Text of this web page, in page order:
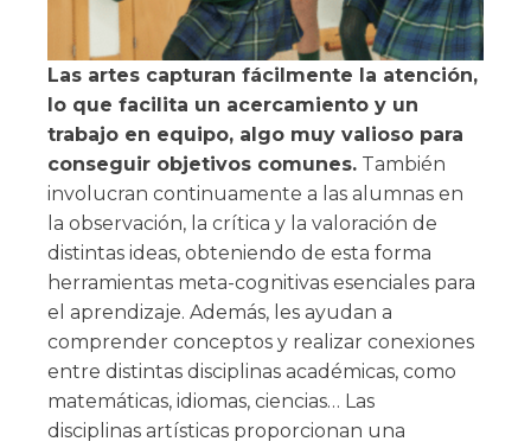
Las artes capturan fácilmente la atención,
lo que facilita un acercamiento y un
trabajo en equipo, algo muy valioso para
conseguir objetivos comunes. También
involucran continuamente a las alumnas en
la observación, la crítica y la valoración de
distintas ideas, obteniendo de esta forma
herramientas meta-cognitivas esenciales para
el aprendizaje. Además, les ayudan a
comprender conceptos y realizar conexiones
entre distintas disciplinas académicas, como
matemáticas, idiomas, ciencias… Las
disciplinas artísticas proporcionan una